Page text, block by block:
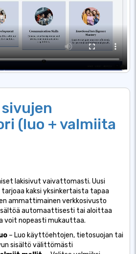
(luo + valmiita
lakisivut vaivattomasti. Uusi
kaksi yksinkertaista tapaa
ammattimainen verkkosivusto
automaattisesti tai aloittaa
voit nopeasti mukauttaa.
– Luo käyttöehtojen, tietosuojan tai
sisältö välittömästi